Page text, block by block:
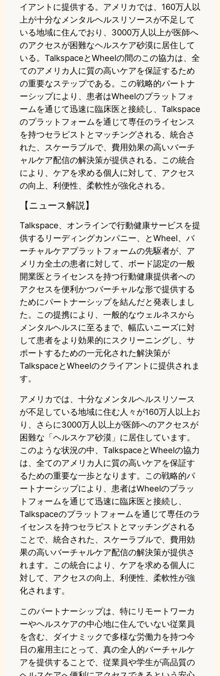
イアントに提供する。アメリカでは、160万人以
上が十分なメンタルヘルスリソースが不足して
いる地域に住んでおり、3000万人以上が医師へ
のアクセスが困難なヘルスケア砂漠に居住して
いる。TalkspaceとWheelの間のこの協力は、全
てのアメリカ人に質の高いケアを保証するため
の重要なステップである。この戦略的パートナ
ーシップにより、患者はWheelのプラットフォ
ームを通じて迅速に臨床医と接続し、Talkspace
のプラットフォームを通じて専任のライセンス
を持つセラピストとマッチングされる、統合さ
れた、スケーラブルで、費用効果の高いバーチ
ャルケア配信の解決策が提供される。この統合
により、ケアを求める個人に対して、アクセス
の向上、利便性、柔軟性が強化される。
【ニュース解説】
Talkspace、オンラインで行動健康サービスを提
供するリーディングカンパニー、とWheel、バ
ーチャルケアプラットフォームの先駆者が、ア
メリカ全土の患者に対して、ボード認定の一般
開業医とライセンスを持つ行動健康提供者への
アクセスを便利かつバーチャルな形で提供する
ためにパートナーシップを結んだと発表しまし
た。この提携により、一般的なウェルネスから
メンタルヘルスに至るまで、幅広いニーズに対
して患者をより効果的にスクリーニングし、サ
ポートするための一元化された解決策が
TalkspaceとWheelのクライアントに提供されま
す。
アメリカでは、十分なメンタルヘルスリソース
が不足している地域に住む人々が160万人以上お
り、さらに3000万人以上が医師へのアクセスが
困難な「ヘルスケア砂漠」に居住しています。
このような状況の中、TalkspaceとWheelの協力
は、全てのアメリカ人に質の高いケアを保証す
るための重要な一歩となります。この戦略的パ
ートナーシップにより、患者はWheelのプラッ
トフォームを通じて迅速に臨床医と接続し、
Talkspaceのプラットフォームを通じて専任のラ
イセンスを持つセラピストとマッチングされる
ことで、統合された、スケーラブルで、費用効
果の高いバーチャルケア配信の解決策が提供さ
れます。この統合により、ケアを求める個人に
対して、アクセスの向上、利便性、柔軟性が強
化されます。
このパートナーシップは、特にリモートワーカ
ーやヘルスケアの中心地に住んでいない従業員
を含む、ダイナミックで多様な労働力を持つ今
日の雇用主にとって、真の全人的バーチャルケ
アを提供することで、従業員や学生が高品質の